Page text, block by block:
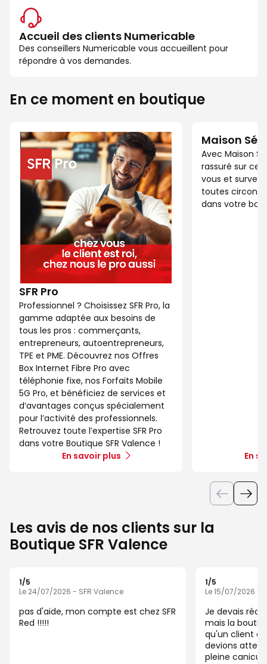
Accueil des clients Numericable
Des conseillers Numericable vous accueillent pour
répondre à vos demandes.
En ce moment en boutique
SFR Pro
Professionnel ? Choisissez SFR Pro, la
gamme adaptée aux besoins de
tous les pros : commerçants,
entrepreneurs, autoentrepreneurs,
TPE et PME. Découvrez nos Offres
Box Internet Fibre Pro avec
téléphonie fixe, nos Forfaits Mobile
5G Pro, et bénéficiez de services et
d’avantages conçus spécialement
pour l’activité des professionnels.
Retrouvez toute l’expertise SFR Pro
dans votre Boutique SFR Valence !
En savoir plus
Maison
Avec Maison
rassuré sur ce
vous et
toutes
dans votre
En
Les avis de nos clients sur la
Boutique SFR Valence
1/5
Le 24/07/2026 - SFR Valence
pas d'aide, mon compte est chez SFR
Red !!!!!
1/5
Le 15/07/2026 -
Je devais
mais la
qu'un client a
devions
pleine